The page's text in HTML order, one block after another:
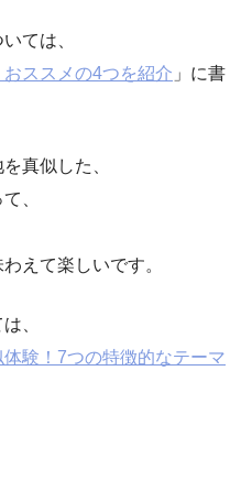
ては、
ススメの4つを紹介 」に書
真似した、
、
えて楽しいです。
、
験！7つの特徴的なテーマ